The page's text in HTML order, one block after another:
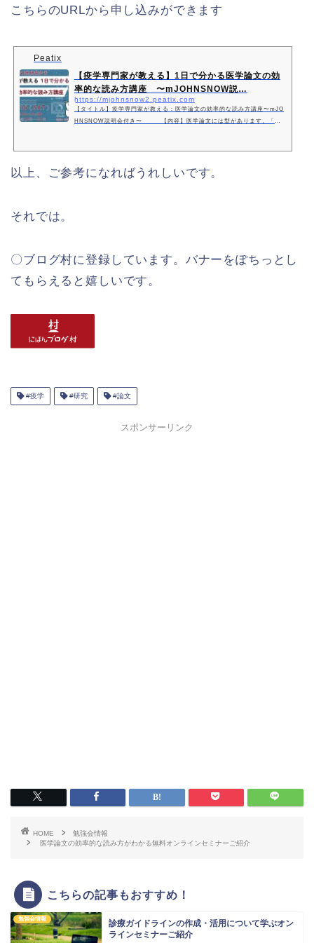
こちらのURLから申し込みができます
Peatix
【疫学専門家が教える】1日で分かる医学論文の効
率的な読み方講座 〜mJOHNSNOW説…
https://mjohnsnow2.peatix.com
【タイトル】疫学専門家が教える：医学論文の効率的な読み方講座〜mJO
HNSNOW説明会付き〜 【内容】医学論文には型があります。「正
以上、ご参考になればうれしいです。
それでは。
〇ブログ村に登録しています。バナーをぽちっとし
てもらえると嬉しいです。
#疫学 #研究 #論文
スポンサーリンク
HOME
勉強会情報
医学論文の効率的な読み方がわかる無料オンラインセミナーご紹介
こちらの記事もおすすめ！
勉強会情報
診療ガイドラインの作成・活用について学ぶオン
ラインセミナーご紹介